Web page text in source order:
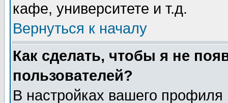
кафе, университете и т.д.
Вернуться к началу
Как сделать, чтобы я не
пользователей?
В настройках вашего